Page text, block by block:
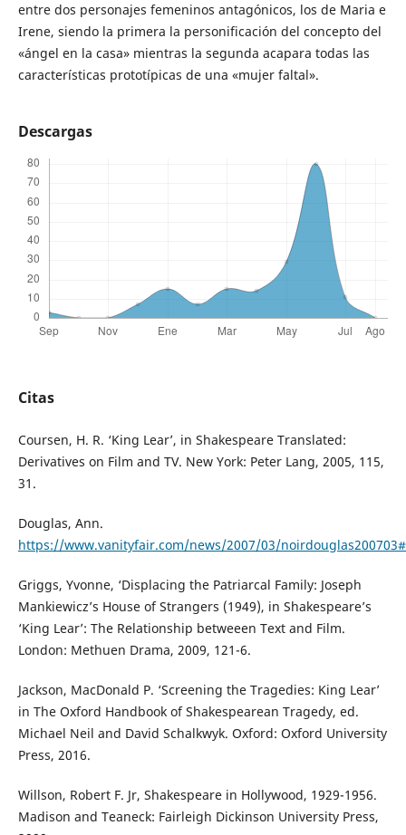
entre dos personajes femeninos antagónicos, los de Maria e
Irene, siendo la primera la personificación del concepto del
«ángel en la casa» mientras la segunda acapara todas las
características prototípicas de una «mujer faltal».
Descargas
Citas
Coursen, H. R. ‘King Lear’, in Shakespeare Translated:
Derivatives on Film and TV. New York: Peter Lang, 2005, 115,
31.
Douglas, Ann.
https://www.vanityfair.com/news/2007/03/
Griggs, Yvonne, ‘Displacing the Patriarcal Family: Joseph
Mankiewicz’s House of Strangers (1949), in Shakespeare’s
‘King Lear’: The Relationship betweeen Text and Film.
London: Methuen Drama, 2009, 121-6.
Jackson, MacDonald P. ‘Screening the Tragedies: King Lear’
in The Oxford Handbook of Shakespearean Tragedy, ed.
Michael Neil and David Schalkwyk. Oxford: Oxford University
Press, 2016.
Willson, Robert F. Jr, Shakespeare in Hollywood, 1929-1956.
Madison and Teaneck: Fairleigh Dickinson University Press,